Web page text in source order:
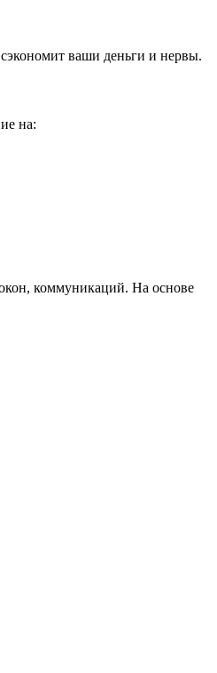
ваши деньги и нервы.
на:
коммуникаций. На основе